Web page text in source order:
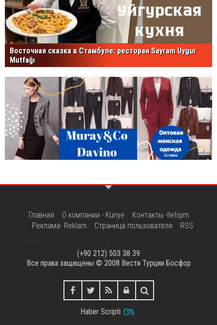
Восточная сказка в Стамбуле: ресторан Sayram Uygur
Mutfağı
Главная О компании - Künye
Контакты -İletişim
Реклама- Reklam
Страница пользователя RSS
(+90 212) 503 38 39
Все права защищены © 2008 Вести Турции Босфор
Haber Scripti